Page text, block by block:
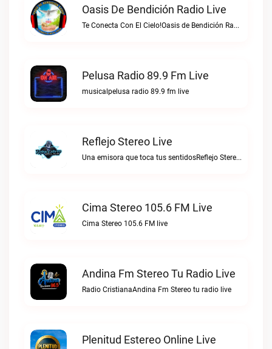
Oasis De Bendición Radio Live
Te Conecta Con El Cielo!Oasis de Bendición Radio live
Pelusa Radio 89.9 Fm Live
musicalpelusa radio 89.9 fm live
Reflejo Stereo Live
Una emisora que toca tus sentidosReflejo Stereo live
Cima Stereo 105.6 FM Live
Cima Stereo 105.6 FM live
Andina Fm Stereo Tu Radio Live
Radio CristianaAndina Fm Stereo tu radio live
Plenitud Estereo Online Live